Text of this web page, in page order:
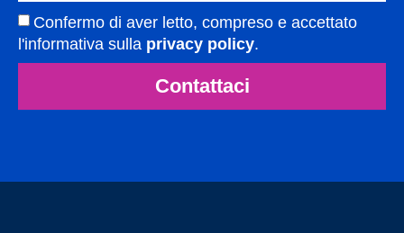
Confermo di aver letto, compreso e accettato
l'informativa sulla privacy policy.
Contattaci